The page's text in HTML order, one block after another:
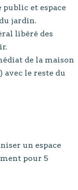
et espace
jardin.
libéré des
de la maison
avec le reste du
un espace
pour 5